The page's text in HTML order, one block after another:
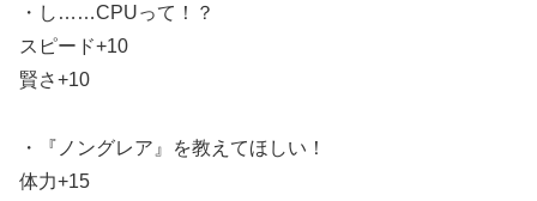
・し……CPUって！？
スピード+10
賢さ+10
・『ノングレア』を教えてほしい！
体力+15